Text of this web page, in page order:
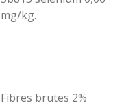
mg/kg.
Fibres brutes 2%